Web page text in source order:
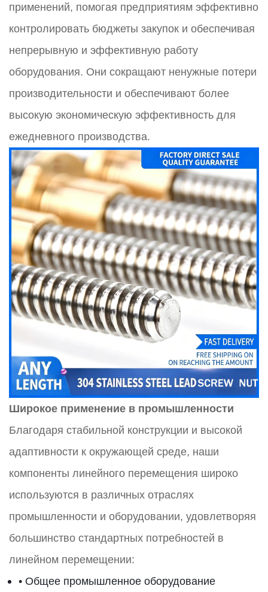
применений, помогая предприятиям эффективно
контролировать бюджеты закупок и обеспечивая
непрерывную и эффективную работу
оборудования. Они сокращают ненужные потери
производительности и обеспечивают более
высокую экономическую эффективность для
ежедневного производства.
Широкое применение в промышленности
Благодаря стабильной конструкции и высокой
адаптивности к окружающей среде, наши
компоненты линейного перемещения широко
используются в различных отраслях
промышленности и оборудовании, удовлетворяя
большинство стандартных потребностей в
линейном перемещении:
• Общее промышленное оборудование